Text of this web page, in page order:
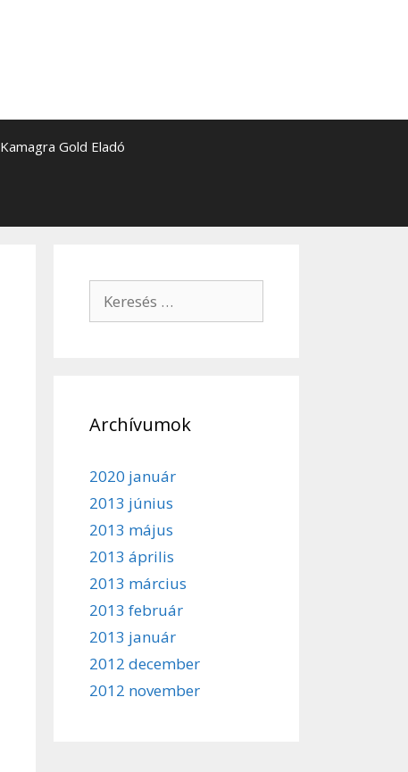
Kamagra Gold Eladó
Archívumok
2020 január
2013 június
2013 május
2013 április
2013 március
2013 február
2013 január
2012 december
2012 november